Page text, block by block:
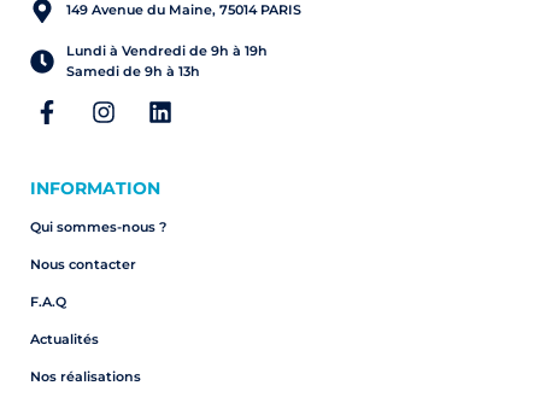
149 Avenue du Maine, 75014 PARIS
Lundi à Vendredi de 9h à 19h
Samedi de 9h à 13h
INFORMATION
Qui sommes-nous ?
Nous contacter
F.A.Q
Actualités
Nos réalisations